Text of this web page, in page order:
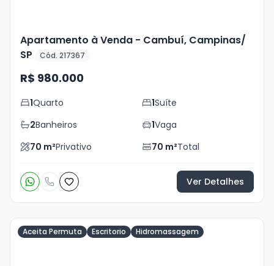
Apartamento à Venda - Cambuí, Campinas/
SP
Cód. 217367
R$ 980.000
1Quarto 1Suíte
2Banheiros 1Vaga
70 m²Privativo 70 m²Total
Ver Detalhes
Aceita Permuta Escritorio Hidromassagem